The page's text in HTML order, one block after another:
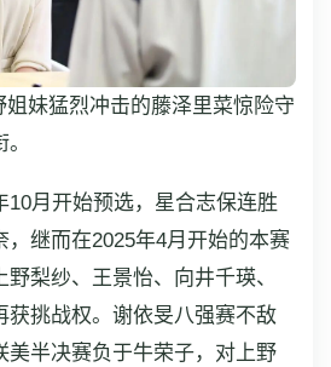
妹猛烈冲击的藤泽里菜惊险守
10月开始预选，星合志保连胜
，继而在2025年4月开始的本赛
梨纱、王景怡、向井千瑛、
获挑战权。谢依旻八强赛不敌
美半决赛负于牛荣子，对上野